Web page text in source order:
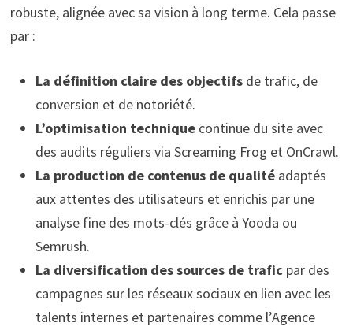
robuste, alignée avec sa vision à long terme. Cela passe
par :
La définition claire des objectifsde trafic, de
conversion et de notoriété.
L’optimisation techniquecontinue du site avec
des audits réguliers via Screaming Frog et OnCrawl.
La production de contenus de qualitéadaptés
aux attentes des utilisateurs et enrichis par une
analyse fine des mots-clés grâce à Yooda ou
Semrush.
La diversification des sources de trafic par des
campagnes sur les réseaux sociaux en lien avec les
talents internes et partenaires comme l’Agence